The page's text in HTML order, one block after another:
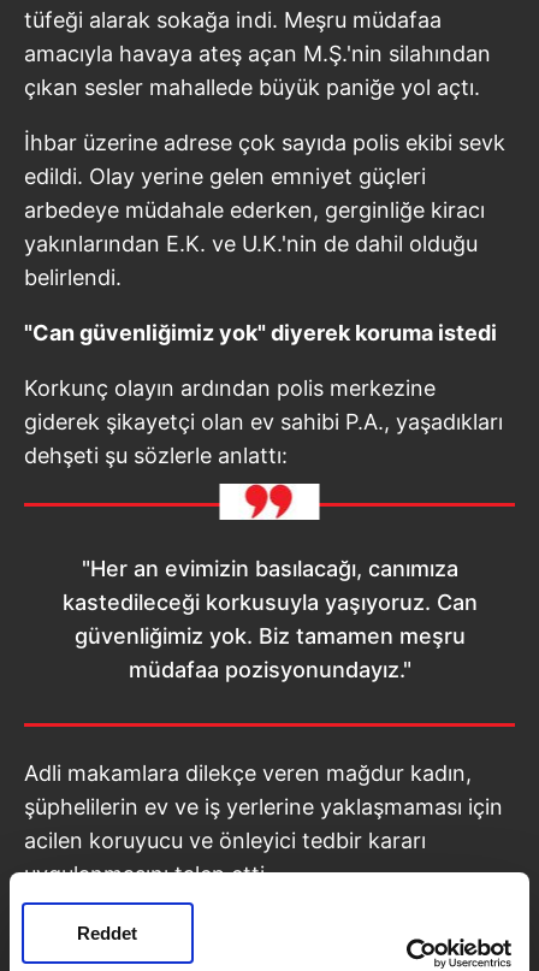
Reddet
tüfeği alarak sokağa indi. Meşru müdafaa
amacıyla havaya ateş açan M.Ş.'nin silahından
çıkan sesler mahallede büyük paniğe yol açtı.
İhbar üzerine adrese çok sayıda polis ekibi sevk
edildi. Olay yerine gelen emniyet güçleri
arbedeye müdahale ederken, gerginliğe kiracı
yakınlarından E.K. ve U.K.'nin de dahil olduğu
belirlendi.
"Can güvenliğimiz yok" diyerek koruma istedi
Korkunç olayın ardından polis merkezine
giderek şikayetçi olan ev sahibi P.A., yaşadıkları
dehşeti şu sözlerle anlattı:
"Her an evimizin basılacağı, canımıza
kastedileceği korkusuyla yaşıyoruz. Can
güvenliğimiz yok. Biz tamamen meşru
müdafaa pozisyonundayız."
Adli makamlara dilekçe veren mağdur kadın,
şüphelilerin ev ve iş yerlerine yaklaşmaması için
acilen koruyucu ve önleyici tedbir kararı
uygulanmasını talep etti.